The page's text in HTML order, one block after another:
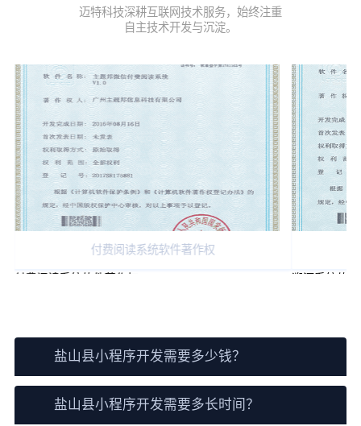
迈特科技深耕互联网技术服务，始终注重
自主技术开发与沉淀。
付费阅读系统软件著作权
盐山县小程序开发需要多少钱？
盐山县小程序开发需要多长时间？